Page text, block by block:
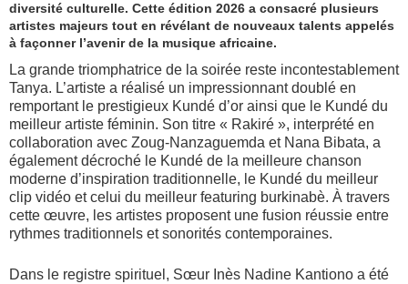
diversité culturelle. Cette édition 2026 a consacré plusieurs
artistes majeurs tout en révélant de nouveaux talents appelés
à façonner l’avenir de la musique africaine.
La grande triomphatrice de la soirée reste incontestablement
Tanya. L’artiste a réalisé un impressionnant doublé en
remportant le prestigieux Kundé d’or ainsi que le Kundé du
meilleur artiste féminin. Son titre « Rakiré », interprété en
collaboration avec Zoug-Nanzaguemda et Nana Bibata, a
également décroché le Kundé de la meilleure chanson
moderne d’inspiration traditionnelle, le Kundé du meilleur
clip vidéo et celui du meilleur featuring burkinabè. À travers
cette œuvre, les artistes proposent une fusion réussie entre
rythmes traditionnels et sonorités contemporaines.
Dans le registre spirituel, Sœur Inès Nadine Kantiono a été